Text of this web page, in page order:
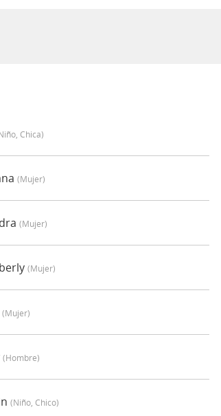
Chica)
(mujer)
(mujer)
(mujer)
(mujer)
(hombre)
(niño, Chico)